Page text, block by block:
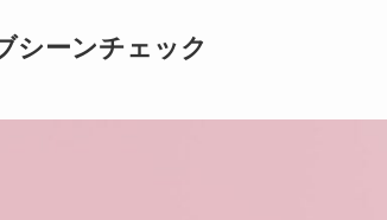
シーンチェック